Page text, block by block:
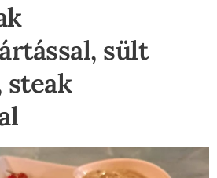
sült
steak